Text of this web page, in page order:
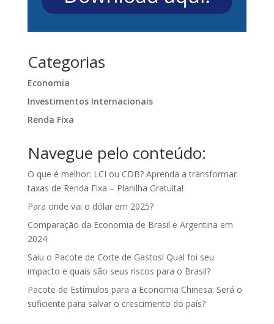
Categorias
Economia
Investimentos Internacionais
Renda Fixa
Navegue pelo conteúdo:
O que é melhor: LCI ou CDB? Aprenda a transformar
taxas de Renda Fixa – Planilha Gratuita!
Para onde vai o dólar em 2025?
Comparação da Economia de Brasil e Argentina em
2024
Saiu o Pacote de Corte de Gastos! Qual foi seu
impacto e quais são seus riscos para o Brasil?
Pacote de Estímulos para a Economia Chinesa: Será o
suficiente para salvar o crescimento do país?